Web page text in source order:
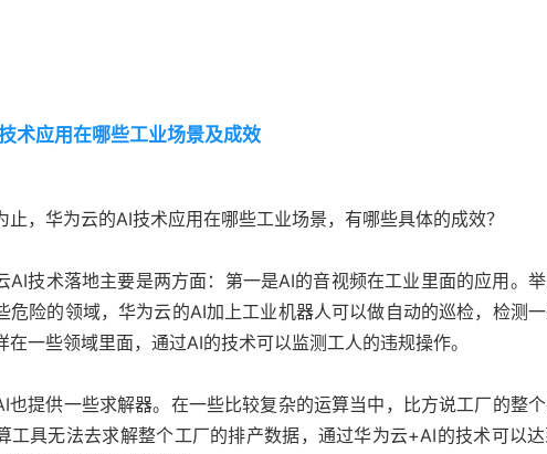
术应用在哪些工业场景及成效
止，华为云的AI技术应用在哪些工业场景，有哪些具体的成效？
AI技术落地主要是两方面：第一是AI的音视频在工业里面的应用。
危险的领域，华为云的AI加上工业机器人可以做自动的巡检，检测
在一些领域里面，通过AI的技术可以监测工人的违规操作。
也提供一些求解器。在一些比较复杂的运算当中，比方说工厂的整
工具无法去求解整个工厂的排产数据，通过华为云+AI的技术可以